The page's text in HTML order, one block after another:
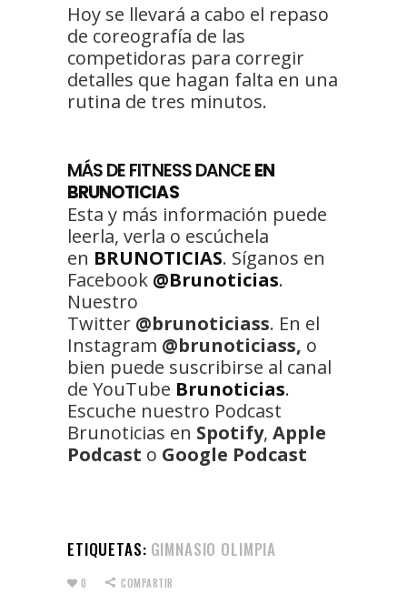
Hoy se llevará a cabo el repaso
de coreografía de las
competidoras para corregir
detalles que hagan falta en una
rutina de tres minutos.
MÁS DE FITNESS DANCEEN
BRUNOTICIAS
Esta y más información puede
leerla, verla o escúchela
en BRUNOTICIAS. Síganos en
Facebook @Brunoticias.
Nuestro
Twitter @brunoticiass. En el
Instagram @brunoticiass, o
bien puede suscribirse al canal
de YouTube Brunoticias.
Escuche nuestro Podcast
Brunoticias en Spotify, Apple
Podcast o Google Podcast
ETIQUETAS: GIMNASIO OLIMPIA
0 COMPARTIR